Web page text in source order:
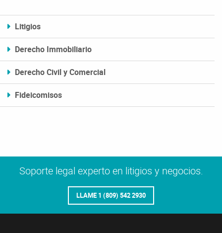
Litigios
Derecho Immobiliario
Derecho Civil y Comercial
Fideicomisos
Soporte legal experto en litigios y negocios.
LLAME 1 (809) 542 2930